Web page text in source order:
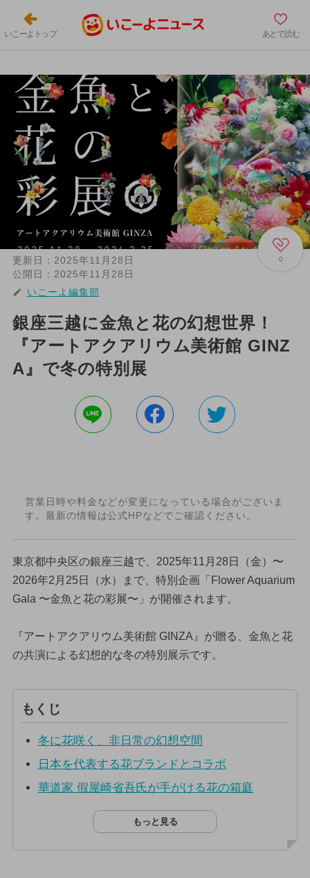
いこーよトップ あとで読む
0
更新日： 2025年11月28日
公開日： 2025年11月28日
いこーよ編集部
銀座三越に金魚と花の幻想世界！
『アートアクアリウム美術館 GINZ
A』で冬の特別展
営業日時や料金などが変更になっている場合がございま
す。最新の情報は公式HPなどでご確認ください。
東京都中央区の銀座三越で、2025年11月28日（金）〜
2026年2月25日（水）まで、特別企画「Flower Aquarium
Gala 〜金魚と花の彩展〜」が開催されます。
『アートアクアリウム美術館 GINZA』が贈る、金魚と花
の共演による幻想的な冬の特別展示です。
もくじ
冬に花咲く、非日常の幻想空間
日本を代表する花ブランドとコラボ
華道家 假屋崎省吾氏が手がける花の箱庭
もっと見る